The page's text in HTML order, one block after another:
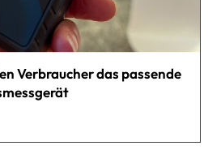
Verbraucher das passende